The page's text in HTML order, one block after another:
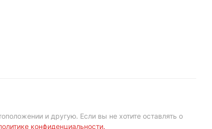
и другую. Если вы не хотите оставлять о
конфиденциальности.